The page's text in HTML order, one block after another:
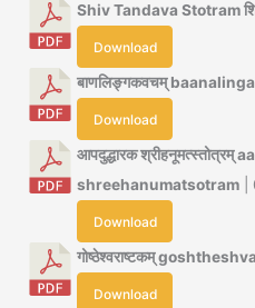
Shiv Tandava Stotram
Download
बाणलिङ्गकवचम्
Download
आपदुद्धारक
shreehanumatsotram |
Download
गोष्ठेश्वराष्टकम्
Download